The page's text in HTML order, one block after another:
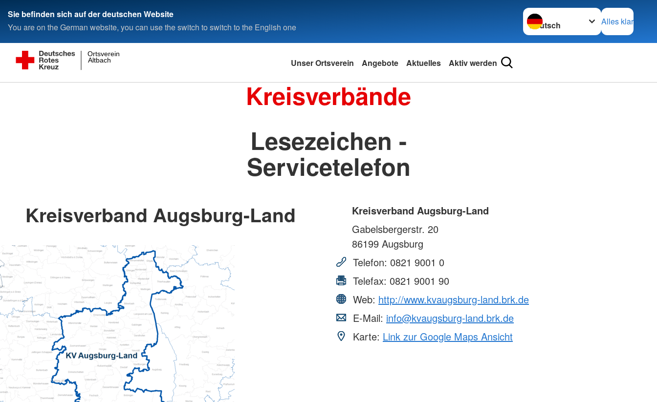
Sie befinden sich auf der deutschen Website
You are on the German website, you can use the switch to switch to the English one
Sprache wechseln zu
Alles klar
Altbach
Ortsverein
Unser Ortsverein Angebote Aktuelles Aktiv werden
Kreisverbände
Lesezeichen -
Servicetelefon
Kreisverband Augsburg-Land
Kreisverband Augsburg-Land
Gabelsbergerstr. 20
86199 Augsburg
Telefon: 0821 9001 0
Telefax: 0821 9001 90
Web: http://www.kvaugsburg-land.brk.de
E-Mail: info@kvaugsburg-land.brk.de
Karte: Link zur Google Maps Ansicht